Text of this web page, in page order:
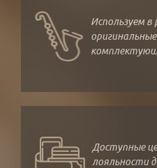
Используем
Доступные
лояльности